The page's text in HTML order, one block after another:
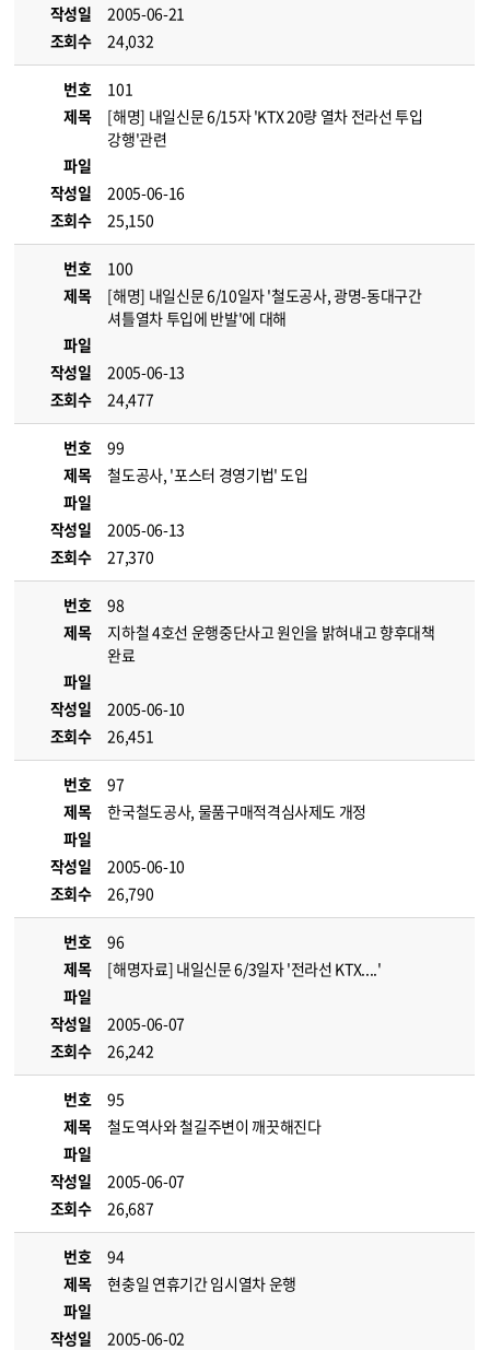
작성일
2005-06-21
조회수
24,032
번호
101
제목
[해명] 내일신문 6/15자 'KTX 20량 열차 전라선 투입
강행'관련
파일
작성일
2005-06-16
조회수
25,150
번호
100
제목
[해명] 내일신문 6/10일자 '철도공사, 광명-동대구간
셔틀열차 투입에 반발'에 대해
파일
작성일
2005-06-13
조회수
24,477
번호
99
제목
철도공사, '포스터 경영기법' 도입
파일
작성일
2005-06-13
조회수
27,370
번호
98
제목
지하철 4호선 운행중단사고 원인을 밝혀내고 향후대책
완료
파일
작성일
2005-06-10
조회수
26,451
번호
97
제목
한국철도공사, 물품구매적격심사제도 개정
파일
작성일
2005-06-10
조회수
26,790
번호
96
제목
[해명자료] 내일신문 6/3일자 '전라선 KTX....'
파일
작성일
2005-06-07
조회수
26,242
번호
95
제목
철도역사와 철길주변이 깨끗해진다
파일
작성일
2005-06-07
조회수
26,687
번호
94
제목
현충일 연휴기간 임시열차 운행
파일
작성일
2005-06-02